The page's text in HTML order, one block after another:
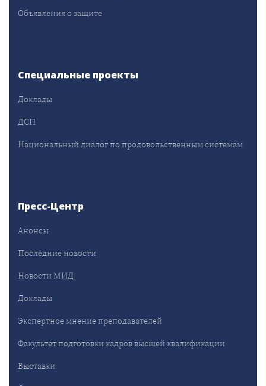
Объявления о защите
Специальные проекты
Доклады
ДСП
Национальный диалог по продовольственным системам
Пресс-Центр
Анонсы
Последние новости
Новости МИД
Доклады
Экспертное мнение преподавателей
Факультет подготовки кадров высшей квалификации
Выставки